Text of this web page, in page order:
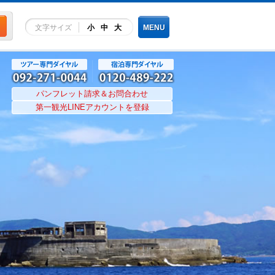
文字サイズ 小 中 大 MENU
パンフレット請求＆お問合わせ
第一観光LINEアカウントを登録